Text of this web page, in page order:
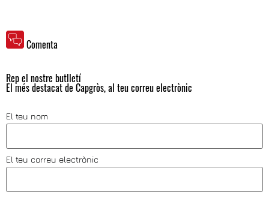
Comenta
Rep el nostre butlletí
El més destacat de Capgròs, al teu correu electrònic
El teu nom
El teu correu electrònic